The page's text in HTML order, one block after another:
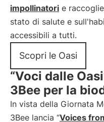
impollinatori e raccoglie
stato di salute e
accessibili a tutti.
Scopri le Oasi
“Voci dalle
3Bee per la
In vista della Giornata
3Bee lancia “Voices